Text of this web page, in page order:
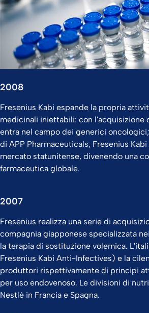
2008
Fresenius Kabi espande la propria
medicinali iniettabili: con l'acquisizione
entra nel campo dei generici
di APP Pharmaceuticals, Fresenius
mercato statunitense, divenendo una
farmaceutica globale.
2007
Fresenius realizza una serie di
compagnia giapponese specializzata
la terapia di sostituzione volemica.
Fresenius Kabi Anti-Infectives) e la
produttori rispettivamente di principi
per uso endovenoso. Le divisioni di
Nestlè in Francia e Spagna.